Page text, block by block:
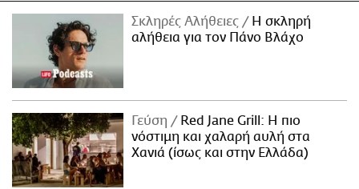
Σκληρές Αλήθειες
H σκληρή
αλήθεια για τον Πάνο Βλάχο
Γεύση
Red Jane Grill: Η πιο
νόστιμη και χαλαρή αυλή στα
Χανιά (ίσως και στην Ελλάδα)